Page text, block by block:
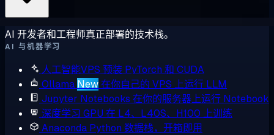
AI 开发者和工程师真正部署的技术栈。
AI 与机器学习
人工智能VPS 预装 PyTorch 和 CUDA
Ollama New在你自己的 VPS 上运行 LLM
Jupyter Notebooks 在你的服务器上运行 Notebook
深度学习 GPU 在 L4、L40S、H100 上训练
Anaconda Python 数据栈，开箱即用